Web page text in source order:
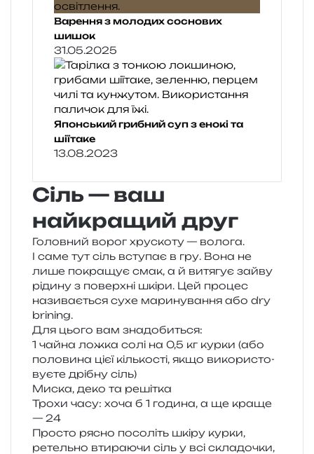
Варення з молодих соснових
шишок
31.05.2025
Японський грибний суп з енокі та
шіїтаке
13.08.2023
Сіль — ваш
найкращий друг
Головний ворог хру­ско­ту — воло­га.
І саме тут сіль всту­пає в гру. Вона не
лише покра­щує смак, а й витя­гує зайву
ріди­ну з поверх­ні шкіри. Цей про­цес
нази­ва­є­ться сухе мари­ну­ва­н­ня або dry
brining.
Для цього вам знадобиться:
1 чайна ложка солі на 0,5 кг курки (або
поло­ви­на цієї кіль­ко­сті, якщо вико­ри­сто­
ву­є­те дрі­бну сіль)
Миска, деко та решітка
Трохи часу: хоча б 1 годи­на, а ще краще
— 24
Просто рясно посо­літь шкіру курки,
ретель­но вти­ра­ю­чи сіль у всі скла­до­чки,